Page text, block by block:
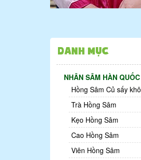
Danh mục
NHÂN SÂM HÀN QUỐC
Hồng Sâm Củ sấy khô
Trà Hồng Sâm
Kẹo Hồng Sâm
Cao Hồng Sâm
Viên Hồng Sâm